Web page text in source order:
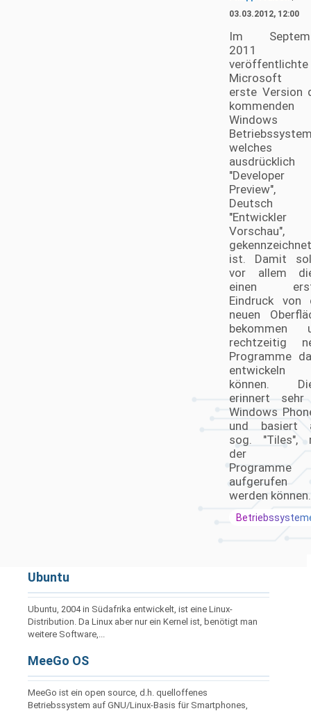
03.03.2012, 12:00
Im
2011
veröffentlichte
Microsoft
erste Version
kommenden
welches
ausdrücklich
"Developer
Preview",
Deutsch
"Entwickler
Vorschau",
gekennzeichnet
ist. Damit
vor allem
einen
Eindruck von
neuen
bekommen
rechtzeitig
Programme
entwickeln
können.
erinnert sehr
Windows
und basiert
sog. "Tiles",
der
Programme
aufgerufen
werden können.
Ubuntu
Ubuntu, 2004 in Südafrika entwickelt, ist eine Linux-
Distribution. Da Linux aber nur ein Kernel ist, benötigt man
weitere Software,...
MeeGo OS
MeeGo ist ein open source, d.h. quelloffenes
Betriebssystem auf GNU/Linux-Basis für Smartphones,